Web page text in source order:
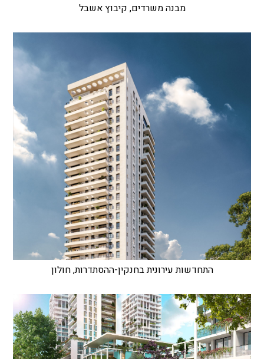
מבנה משרדים, קיבוץ אשבל
התחדשות עירונית בחנקין-ההסתדרות, חולון